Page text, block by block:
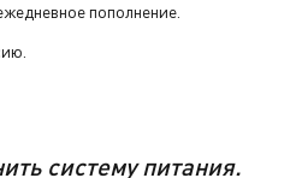
пополнение.
систему питания.